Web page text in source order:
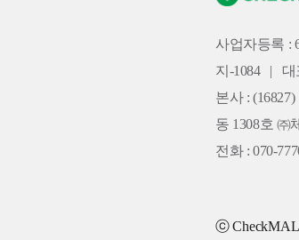
사업자등록 :
지-1084
대
본사 :
동 1308호 ㈜
전화 : 070-
ⓒ CheckMAL